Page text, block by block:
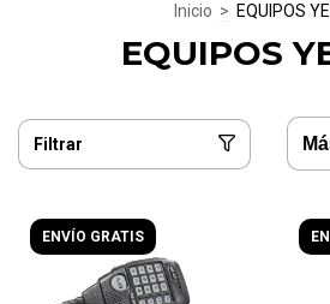
Inicio > EQUIPOS
EQUIPOS
Filtrar
ENVÍO GRATIS